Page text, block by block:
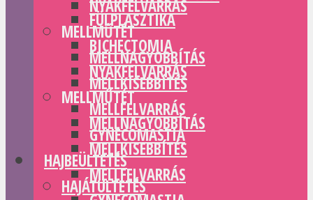
NYAKFELVARRÁS
MELLMŰTÉT
MELLNAGYOBBÍTÁS
MELLKISEBBÍTÉS
MELLFELVARRÁS
GYNECOMASTIA
HAJBEÜLTETÉS
HAJÁTÜLTETÉS
FÜLPLASZTIKA
BICHECTOMIA
NYAKFELVARRÁS
MELLMŰTÉT
MELLNAGYOBBÍTÁS
MELLKISEBBÍTÉS
MELLFELVARRÁS